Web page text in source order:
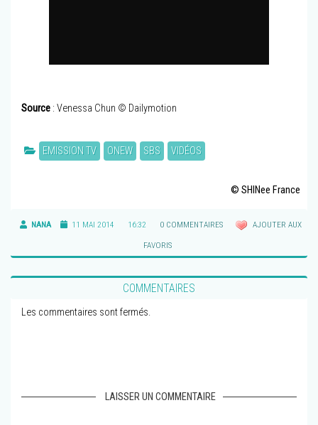
Source : Venessa Chun © Dailymotion
EMISSION TV ONEW SBS VIDÉOS
© SHINee France
NANA 11 MAI 2014 16:32 0 COMMENTAIRES AJOUTER AUX
FAVORIS
COMMENTAIRES
Les commentaires sont fermés.
LAISSER UN COMMENTAIRE